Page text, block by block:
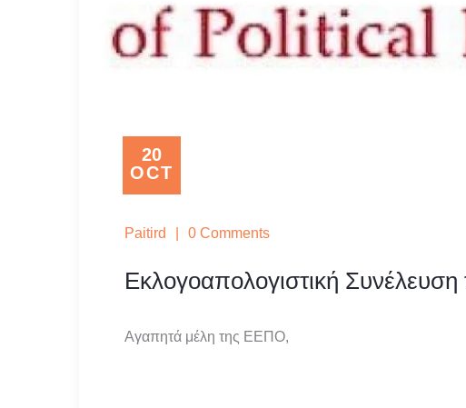
20
OCT
Paitird 0 Comments
Εκλογοαπολογιστική
Αγαπητά μέλη της ΕΕΠΟ,